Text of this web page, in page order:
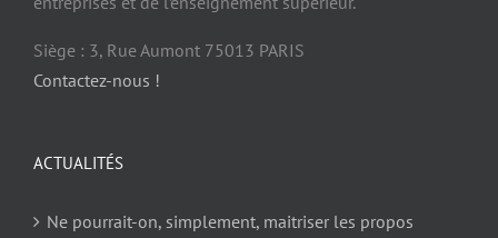
Siège : 3, Rue Aumont 75013 PARIS
Contactez-nous !
ACTUALITÉS
Ne pourrait-on, simplement, maitriser les propos